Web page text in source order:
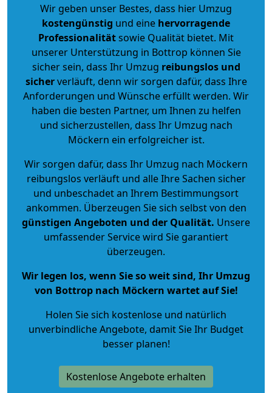
Wir geben unser Bestes, dass hier Umzug
kostengünstig und eine hervorragende
Professionalitätsowie Qualität bietet. Mit
unserer Unterstützung in Bottrop können Sie
sicher sein, dass Ihr Umzug reibungslos und
sicherverläuft, denn wir sorgen dafür, dass Ihre
Anforderungen und Wünsche erfüllt werden. Wir
haben die besten Partner, um Ihnen zu helfen
und sicherzustellen, dass Ihr Umzug nach
Möckern ein erfolgreicher ist.
Wir sorgen dafür, dass Ihr Umzug nach Möckern
reibungslos verläuft und alle Ihre Sachen sicher
und unbeschadet an Ihrem Bestimmungsort
ankommen. Überzeugen Sie sich selbst von den
günstigen Angeboten und der Qualität. Unsere
umfassender Service wird Sie garantiert
überzeugen.
Wir legen los, wenn Sie so weit sind, Ihr Umzug
von Bottrop nach Möckern wartet auf Sie!
Holen Sie sich kostenlose und natürlich
unverbindliche Angebote, damit Sie Ihr Budget
besser planen!
Kostenlose Angebote erhalten